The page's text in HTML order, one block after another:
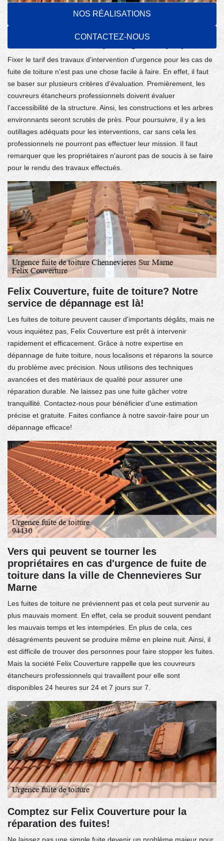
NOS RÉALISATIONS
CONTACTEZ-NOUS
La fixation des prix pour les urgences de
Fixer le tarif des travaux d'intervention d'urgence pour les cas de
fuite de toiture n'est pas une chose facile à faire. En effet, il faut
se baser sur plusieurs critères d'évaluation. Premièrement, les
couvreurs étancheurs professionnels doivent évaluer
l'accessibilité de la structure. Ainsi, les constructions et les arbres
environnants seront scrutés de près. Pour poursuivre, il y a les
outillages adéquats pour les interventions, car sans cela les
professionnels ne pourront pas effectuer leur mission. Il faut
remarquer que les propriétaires n'auront pas de soucis à se faire
pour le rendu des travaux effectués.
Felix Couverture, fuite de toiture? Notre
service de dépannage est là!
Les fuites de toiture peuvent causer d'importants dégâts, mais ne
vous inquiétez pas, Felix Couverture est prêt à intervenir
rapidement et efficacement. Grâce à notre expertise en
dépannage de fuite toiture, nous localisons et réparons la source
du problème avec précision. Nous utilisons des techniques
avancées et des matériaux de qualité pour assurer une
réparation durable. Ne laissez pas une fuite gâcher votre
tranquillité. Contactez-nous pour bénéficier d'une estimation
précise et gratuite. Faites confiance à notre savoir-faire pour un
dépannage efficace!
Vers qui peuvent se tourner les
propriétaires en cas d'urgence de fuite de
toiture dans la ville de Chennevieres Sur
Marne
Les fuites de toiture ne préviennent pas et cela peut survenir au
plus mauvais moment. En effet, cela se produit souvent pendant
les mauvais temps et les intempéries. En plus de cela, ces
désagréments peuvent se produire même en pleine nuit. Ainsi, il
est difficile de trouver des personnes pour faire stopper les fuites.
Mais la société Felix Couverture rappelle que les couvreurs
étancheurs professionnels qui travaillent pour elle sont
disponibles 24 heures sur 24 et 7 jours sur 7.
Comptez sur Felix Couverture pour la
réparation des fuites!
Ne laissez pas une simple fuite devenir un problème majeur pour